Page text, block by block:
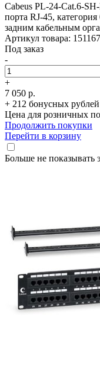
Cabeus PL-24-Cat.6-
порта RJ-45,
задним кабельным
Артикул товара:
Под заказ
-
+
7 050 р.
+ 212 бонусных рублей
Цена для розничных
Продолжить покупки
Перейти в корзину
Больше не показывать